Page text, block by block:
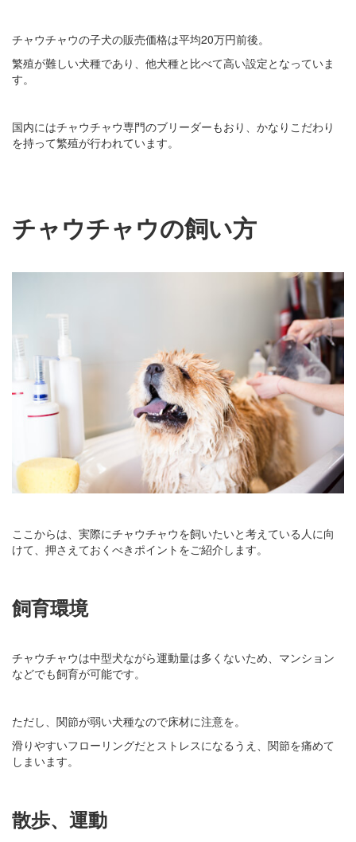
チャウチャウの子犬の販売価格は平均20万円前後。
繁殖が難しい犬種であり、他犬種と比べて高い設定となっていま
す。
国内にはチャウチャウ専門のブリーダーもおり、かなりこだわり
を持って繁殖が行われています。
チャウチャウの飼い方
ここからは、実際にチャウチャウを飼いたいと考えている人に向
けて、押さえておくべきポイントをご紹介します。
飼育環境
チャウチャウは中型犬ながら運動量は多くないため、マンション
などでも飼育が可能です。
ただし、関節が弱い犬種なので床材に注意を。
滑りやすいフローリングだとストレスになるうえ、関節を痛めて
しまいます。
散歩、運動